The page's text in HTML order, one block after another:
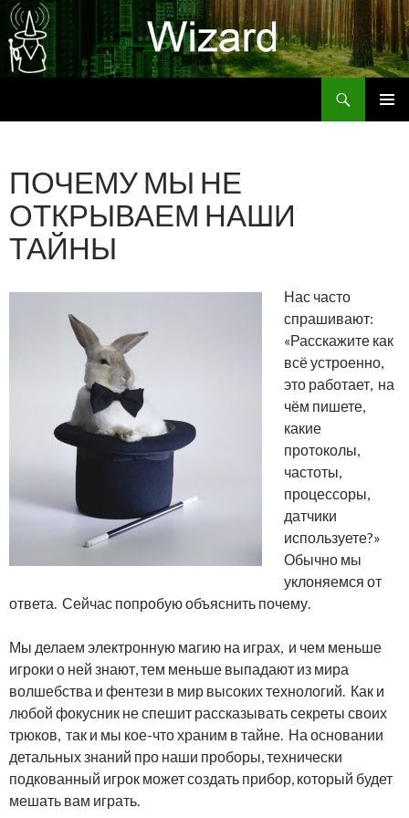
ПОЧЕМУ МЫ НЕ
ОТКРЫВАЕМ НАШИ
ТАЙНЫ
Нас часто
спрашивают:
«Расскажите как
всё устроенно,
это работает, на
чём пишете,
какие
протоколы,
частоты,
процессоры,
датчики
используете?»
Обычно мы
уклоняемся от
ответа. Сейчас попробую объяснить почему.
Мы делаем электронную магию на играх, и чем меньше
игроки о ней знают, тем меньше выпадают из мира
волшебства и фентези в мир высоких технологий. Как и
любой фокусник не спешит рассказывать секреты своих
трюков, так и мы кое-что храним в тайне. На основании
детальных знаний про наши проборы, технически
подкованный игрок может создать прибор, который будет
мешать вам играть.